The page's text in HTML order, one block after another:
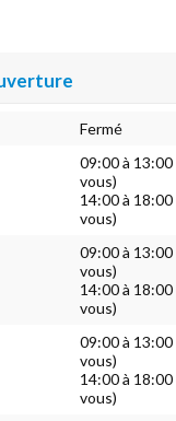
Fermé
09:00 à
vous)
14:00 à
vous)
09:00 à
vous)
14:00 à
vous)
09:00 à
vous)
14:00 à
vous)